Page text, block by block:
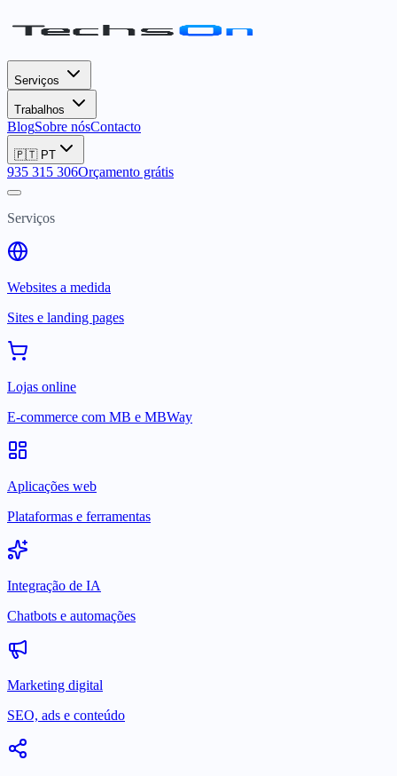
Serviços
Trabalhos
BlogSobre nósContacto
🇵🇹 PT
935 315 306Orçamento grátis
Serviços
Websites a medida
Sites e landing pages
Lojas online
E-commerce com MB e MBWay
Aplicações web
Plataformas e ferramentas
Integração de IA
Chatbots e automações
Marketing digital
SEO, ads e conteúdo